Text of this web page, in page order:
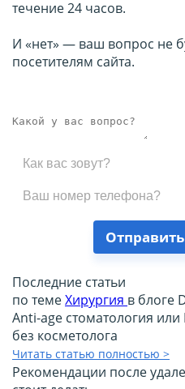
течение 24 часов.
И «нет» — ваш вопрос не
посетителям сайта.
Отправить
Последние статьи
по темеХирургия в блоге
Anti-age стоматология
без косметолога
Читать статью полностью >
Рекомендации после